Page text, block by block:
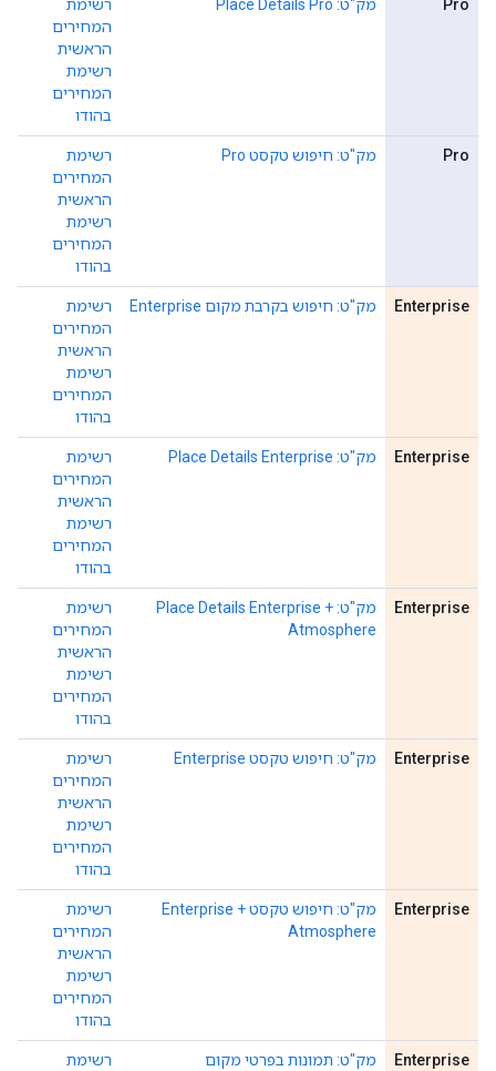
Pro מק"ט: Place Details Pro
רשימת
המחירים
הראשית
רשימת
המחירים
בהודו
Pro מק"ט: חיפוש טקסט Pro
רשימת
המחירים
הראשית
רשימת
המחירים
בהודו
Enterprise מק"ט: חיפוש בקרבת מקום Enterprise
רשימת
המחירים
הראשית
רשימת
המחירים
בהודו
Enterprise מק"ט: Place Details Enterprise
רשימת
המחירים
הראשית
רשימת
המחירים
בהודו
Enterprise
מק"ט: Place Details Enterprise +
Atmosphere
רשימת
המחירים
הראשית
רשימת
המחירים
בהודו
Enterprise מק"ט: חיפוש טקסט Enterprise
רשימת
המחירים
הראשית
רשימת
המחירים
בהודו
Enterprise
מק"ט: חיפוש טקסט Enterprise +
Atmosphere
רשימת
המחירים
הראשית
רשימת
המחירים
בהודו
Enterprise מק"ט: תמונות בפרטי מקום
רשימת